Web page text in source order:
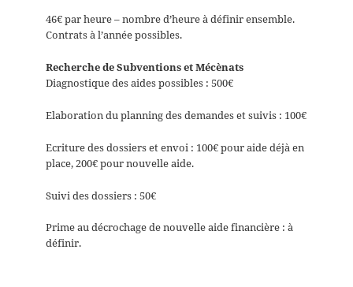
46€ par heure – nombre d’heure à définir ensemble.
Contrats à l’année possibles.
Recherche de Subventions et Mécènats
Diagnostique des aides possibles : 500€
Elaboration du planning des demandes et suivis : 100€
Ecriture des dossiers et envoi : 100€ pour aide déjà en
place, 200€ pour nouvelle aide.
Suivi des dossiers : 50€
Prime au décrochage de nouvelle aide financière : à
définir.